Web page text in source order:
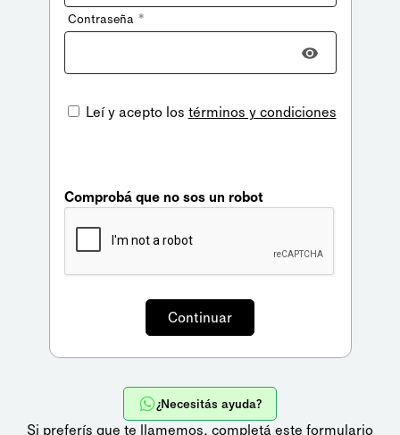
+598
Contraseña *
Leí y acepto los términos y condiciones
Comprobá que no sos un robot
¿Necesitás ayuda?
Si preferís que te llamemos, completá este formulario